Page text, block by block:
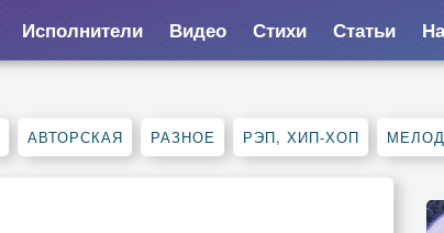
Исполнители Видео Стихи Статьи
АВТОРСКАЯ РАЗНОЕ РЭП, ХИП-ХОП